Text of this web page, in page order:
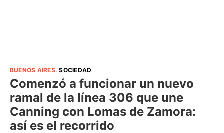
BUENOS AIRES.SOCIEDAD
Comenzó a funcionar un nuevo
ramal de la línea 306 que une
Canning con Lomas de Zamora:
así es el recorrido